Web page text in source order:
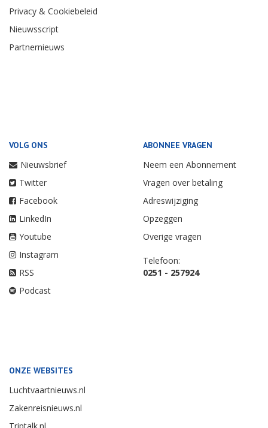
Privacy & Cookiebeleid
Nieuwsscript
Partnernieuws
VOLG ONS
Nieuwsbrief
Twitter
Facebook
LinkedIn
Youtube
Instagram
RSS
Podcast
ABONNEE VRAGEN
Neem een Abonnement
Vragen over betaling
Adreswijziging
Opzeggen
Overige vragen
Telefoon:
0251 - 257924
ONZE WEBSITES
Luchtvaartnieuws.nl
Zakenreisnieuws.nl